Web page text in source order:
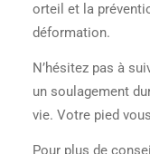
orteil et la
déformation.
N’hésitez pas à
un soulagement
vie. Votre pied
Pour plus de